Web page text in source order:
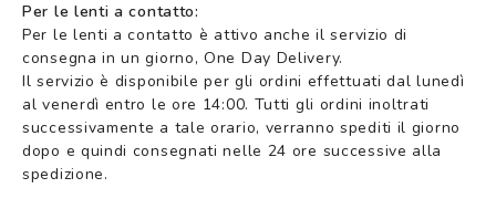
Per le lenti a contatto:
Per le lenti a contatto è attivo anche il servizio di
consegna in un giorno, One Day Delivery.
Il servizio è disponibile per gli ordini effettuati dal lunedì
al venerdì entro le ore 14:00. Tutti gli ordini inoltrati
successivamente a tale orario, verranno spediti il giorno
dopo e quindi consegnati nelle 24 ore successive alla
spedizione.